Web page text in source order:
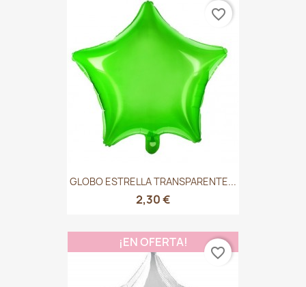
GLOBO ESTRELLA TRANSPARENTE...
2,30 €
favorite_border
¡EN OFERTA!
favorite_border